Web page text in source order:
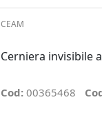
CEAM
Cerniera invisibile
Cod: 00365468